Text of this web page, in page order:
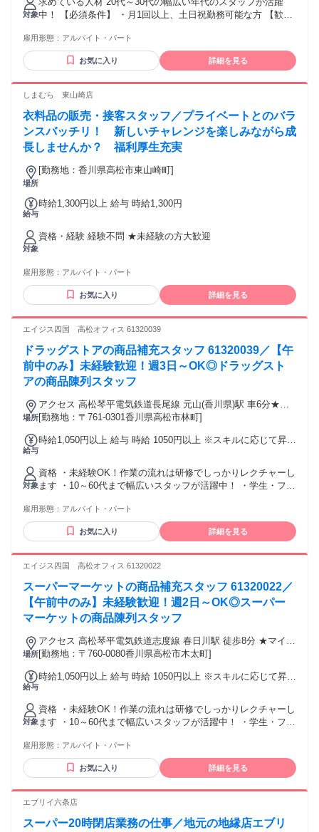
対象中！ 【必須条件】 ・月1回以上、土日祝勤務可能な方 【歓迎
取り組める方 ・カプセルトイ、ミニチュア雑貨、ホビー商品
が好きな方 ・長期で安定して勤務できる方 ・販売、接客、レ
ジ業務の経験がある方 ・商品陳列や売場づくりの経験がある
（GW・お盆・年末年始）勤務が可能な方
雇用形態： アルバイト・パート
お気に入り 詳細を見る
しまむら 東山崎店
衣料品の販売・接客スタッフ／プライベートとのバラ
ンスバッチリ！ 新しいチャレンジを楽しみながら成
長しませんか？ 福利厚生充実
場所
[勤務地：香川県高松市東山崎町]
給与
時給1,300円以上 給与 時給1,300円
対象
資格・経験 経験不問 ★未経験の方大歓迎
雇用形態： アルバイト・パート
お気に入り 詳細を見る
エイジス四国 高松オフィス 61320039
ドラッグストアの商品補充スタッフ 61320039／【午
前中のみ】未経験歓迎！週3日～OK◎ドラッグスト
アの商品陳列スタッフ
場所
アクセス 高松琴平電気鉄道長尾線 元山(香川県)駅 車6分★マ
イカー通勤可能
[勤務地：〒761-0301香川県高松市林町]
給与
時給1,050円以上 給与 時給 1050円以上 ※スキルに応じて昇給
1．2路線利用出来る場合は安い路線運賃が適用されます。
2．交通系IC カード利用時の運賃が適用されます。 【マイカ
―通勤】 自宅から店舗までの最短距離をルート検索して1km
あたり15円の燃料費をお支払いしています。
対象
資格 ・未経験OK！作業の流れは研修でしっかりレクチャーし
ます ・10～60代まで幅広いスタッフが活躍中！ ・学生・フリ
のご応募もOK◎
雇用形態： アルバイト・パート
お気に入り 詳細を見る
エイジス四国 高松オフィス 61320022
スーパーマーケットの商品補充スタッフ 61320022／
【午前中のみ】未経験歓迎！週2日～OK◎スーパー
マーケットの商品陳列スタッフ
場所
アクセス 高松琴平電気鉄道志度線 春日川駅 徒歩8分 ★マイカ
ー勤務可能
[勤務地：〒760-0080香川県高松市木太町]
給与
時給1,050円以上 給与 時給 1050円以上 ※スキルに応じて昇給
1．2路線利用出来る場合は安い路線運賃が適用されます。
2．交通系IC カード利用時の運賃が適用されます。 【マイカ
―通勤】 自宅から店舗までの最短距離をルート検索して1km
あたり15円の燃料費をお支払いしています。
対象
資格 ・未経験OK！作業の流れは研修でしっかりレクチャーし
ます ・10～60代まで幅広いスタッフが活躍中！ ・学生・フリ
のご応募もOK◎
雇用形態： アルバイト・パート
お気に入り 詳細を見る
エブリイ六条店
スーパー20時閉店業務の仕事／地元の地縁店エブリ